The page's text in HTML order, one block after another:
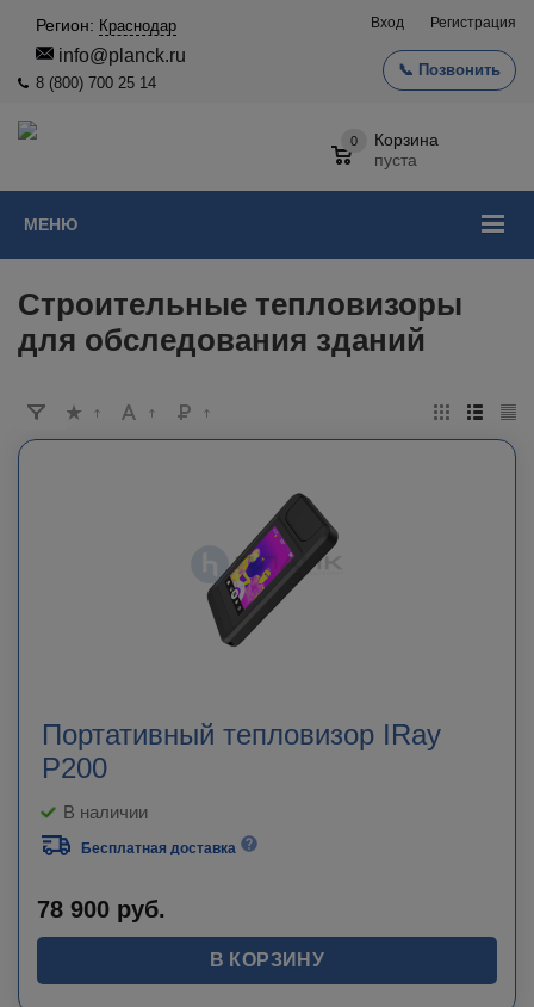
Регион: Краснодар
info@planck.ru
8 (800) 700 25 14
📞 Позвонить
Вход Регистрация
МЕНЮ
0
Корзина
пуста
Строительные тепловизоры
для обследования зданий
Портативный тепловизор IRay
P200
В наличии
Бесплатная доставка
78 900 руб.
В КОРЗИНУ